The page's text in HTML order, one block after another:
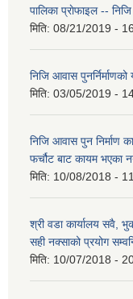
पालिका प्राेफाइल --
मिति: 08/21/2019 -
निजि आवास पुनर्निर्माणको
मिति: 03/05/2019 -
निजि आवास पुन निर्माण
फर्चौट बाट कायम भएका
मिति: 10/08/2018 -
श्री वडा कार्यालय सवै,
सही नक्साको प्रयोग
मिति: 10/07/2018 -